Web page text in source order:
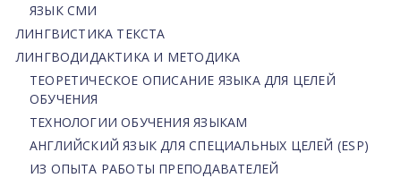
ЯЗЫК СМИ
ЛИНГВИСТИКА ТЕКСТА
ЛИНГВОДИДАКТИКА И МЕТОДИКА
ТЕОРЕТИЧЕСКОЕ ОПИСАНИЕ ЯЗЫКА ДЛЯ ЦЕЛЕЙ
ОБУЧЕНИЯ
ТЕХНОЛОГИИ ОБУЧЕНИЯ ЯЗЫКАМ
АНГЛИЙСКИЙ ЯЗЫК ДЛЯ СПЕЦИАЛЬНЫХ ЦЕЛЕЙ (ESP)
ИЗ ОПЫТА РАБОТЫ ПРЕПОДАВАТЕЛЕЙ